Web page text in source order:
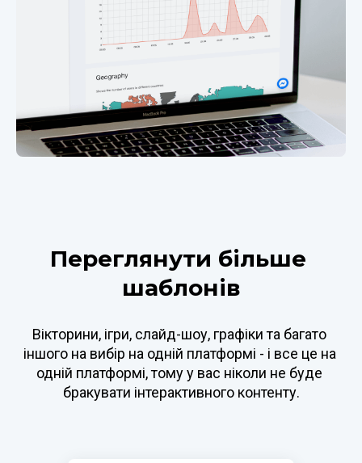
Переглянути більше
шаблонів
Вікторини, ігри, слайд-шоу, графіки та багато
іншого на вибір на одній платформі - і все це на
одній платформі, тому у вас ніколи не буде
бракувати інтерактивного контенту.